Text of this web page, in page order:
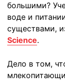
большими?
воде и
существами,
Science.
Дело в том,